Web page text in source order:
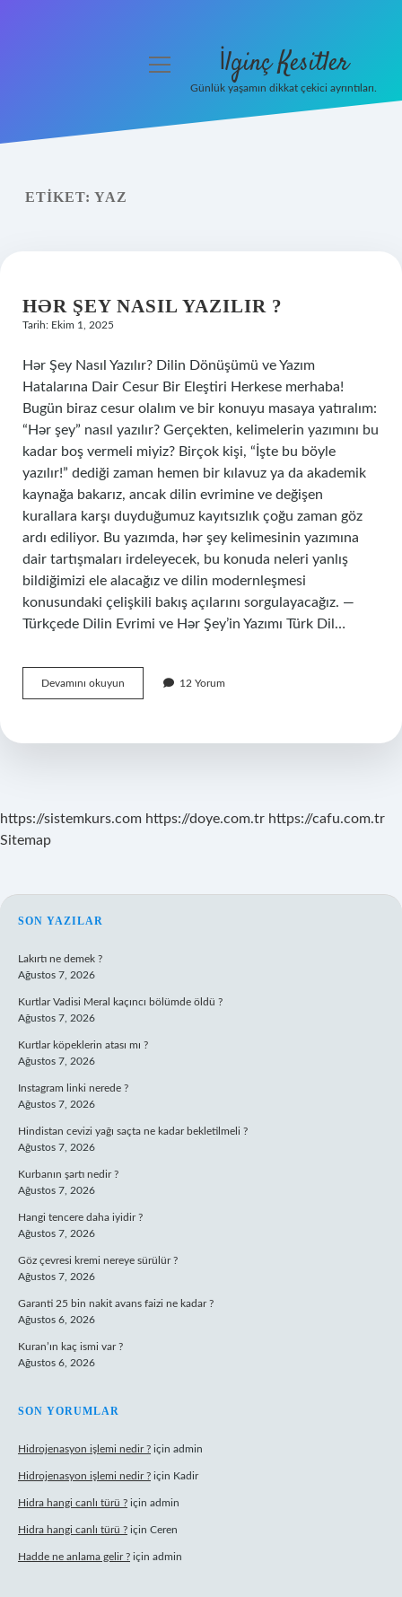
Yasal Uyarı
menüyü
İlginç Kesitler
Günlük yaşamın dikkat çekici ayrıntıları.
ETIKET: YAZ
HƏR ŞEY NASIL YAZILIR ?
Tarih: Ekim 1, 2025
Hər Şey Nasıl Yazılır? Dilin Dönüşümü ve Yazım
Hatalarına Dair Cesur Bir Eleştiri Herkese merhaba!
Bugün biraz cesur olalım ve bir konuyu masaya yatıralım:
“Hər şey” nasıl yazılır? Gerçekten, kelimelerin yazımını bu
kadar boş vermeli miyiz? Birçok kişi, “İşte bu böyle
yazılır!” dediği zaman hemen bir kılavuz ya da akademik
kaynağa bakarız, ancak dilin evrimine ve değişen
kurallara karşı duyduğumuz kayıtsızlık çoğu zaman göz
ardı ediliyor. Bu yazımda, hər şey kelimesinin yazımına
dair tartışmaları irdeleyecek, bu konuda neleri yanlış
bildiğimizi ele alacağız ve dilin modernleşmesi
konusundaki çelişkili bakış açılarını sorgulayacağız. —
Türkçede Dilin Evrimi ve Hər Şey’in Yazımı Türk Dil…
Devamını okuyun
şey
?
12 Yorum
https://sistemkurs.com https://doye.com.tr https://cafu.com.tr
Sitemap
SIDEBAR
SON YAZILAR
Lakırtı ne demek ?
Ağustos 7, 2026
Kurtlar Vadisi Meral kaçıncı bölümde öldü ?
Ağustos 7, 2026
Kurtlar köpeklerin atası mı ?
Ağustos 7, 2026
Instagram linki nerede ?
Ağustos 7, 2026
Hindistan cevizi yağı saçta ne kadar bekletilmeli ?
Ağustos 7, 2026
Kurbanın şartı nedir ?
Ağustos 7, 2026
Hangi tencere daha iyidir ?
Ağustos 7, 2026
Göz çevresi kremi nereye sürülür ?
Ağustos 7, 2026
Garanti 25 bin nakit avans faizi ne kadar ?
Ağustos 6, 2026
Kuran’ın kaç ismi var ?
Ağustos 6, 2026
SON YORUMLAR
Hidrojenasyon işlemi nedir ? için admin
Hidrojenasyon işlemi nedir ? için Kadir
Hidra hangi canlı türü ? için admin
Hidra hangi canlı türü ? için Ceren
Hadde ne anlama gelir ? için admin